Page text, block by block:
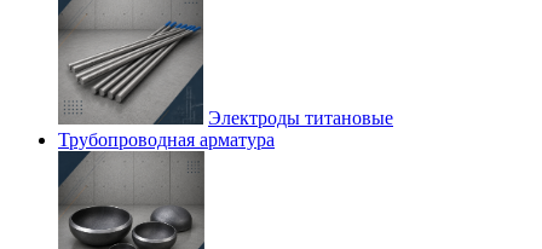
Электроды титановые
Трубопроводная арматура